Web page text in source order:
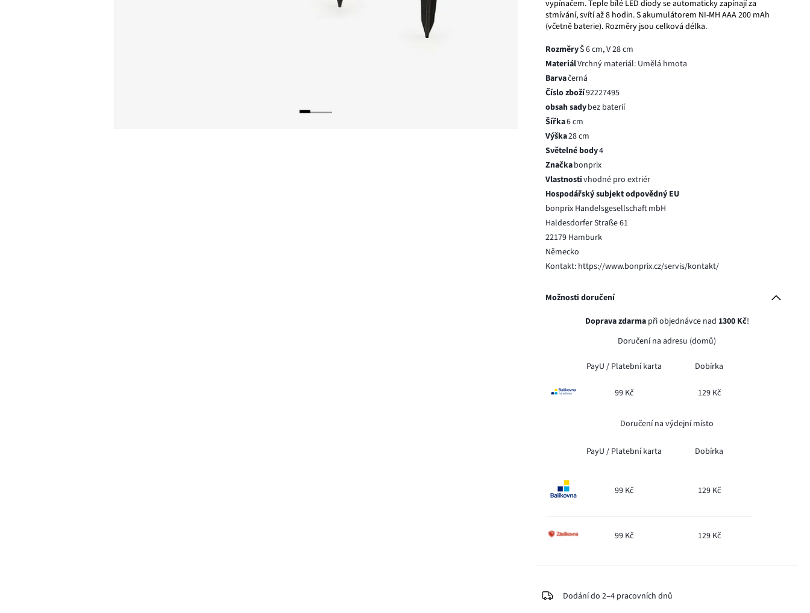
vypínačem. Teple bílé LED diody se automaticky zapínají za
stmívání, svítí až 8 hodin. S akumulátorem NI-MH AAA 200 mAh
(včetně baterie). Rozměry jsou celková délka.
RozměryŠ 6 cm, V 28 cm
MateriálVrchný materiál: Umělá hmota
Barvačerná
Číslo zboží92227495
obsah sadybez baterií
Šířka6 cm
Výška28 cm
Světelné body4
Značkabonprix
Vlastnostivhodné pro extriér
Hospodářský subjekt odpovědný EU
bonprix Handelsgesellschaft mbH
Haldesdorfer Straße 61
22179 Hamburk
Německo
Kontakt: https://www.bonprix.cz/servis/kontakt/
Možnosti doručení
Doprava zdarmapři objednávce nad 1300 Kč!
Doručení na adresu (domů)
PayU / Platební karta Dobírka
99 Kč 129 Kč
Doručení na výdejní místo
PayU / Platební karta Dobírka
99 Kč 129 Kč
99 Kč 129 Kč
Dodání do 2–4 pracovních dnů